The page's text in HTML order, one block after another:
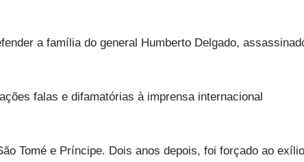
a família do general Humberto Delgado,
falas e difamatórias à imprensa internacional
Tomé e Príncipe. Dois anos depois, foi forçado ao exílio